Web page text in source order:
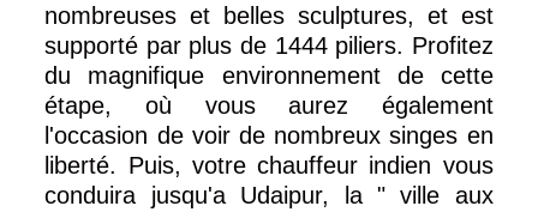
nombreuses et belles sculptures, et est
supporté par plus de 1444 piliers. Profitez
du magnifique environnement de cette
étape, où vous aurez également
l'occasion de voir de nombreux singes en
liberté. Puis, votre chauffeur indien vous
conduira jusqu'a Udaipur, la " ville aux